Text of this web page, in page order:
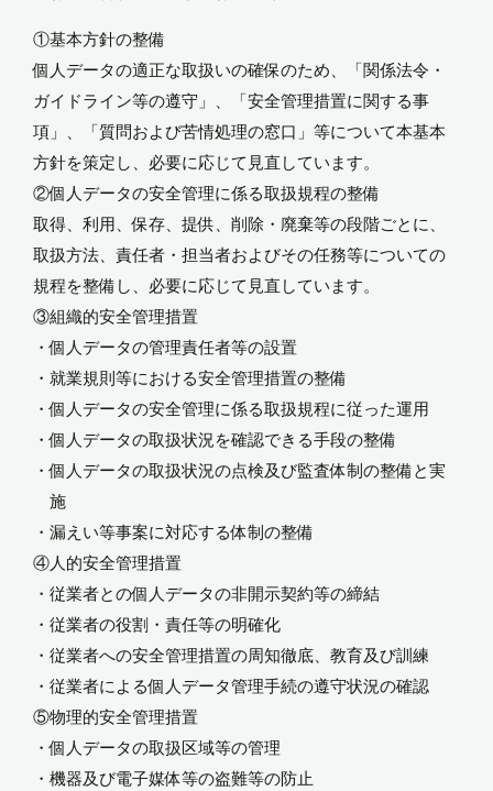
①基本方針の整備
個人データの適正な取扱いの確保のため、「関係法令・
ガイドライン等の遵守」、「安全管理措置に関する事
項」、「質問および苦情処理の窓口」等について本基本
方針を策定し、必要に応じて見直しています。
②個人データの安全管理に係る取扱規程の整備
取得、利用、保存、提供、削除・廃棄等の段階ごとに、
取扱方法、責任者・担当者およびその任務等についての
規程を整備し、必要に応じて見直しています。
③組織的安全管理措置
・個人データの管理責任者等の設置
・就業規則等における安全管理措置の整備
・個人データの安全管理に係る取扱規程に従った運用
・個人データの取扱状況を確認できる手段の整備
・個人データの取扱状況の点検及び監査体制の整備と実
施
・漏えい等事案に対応する体制の整備
④人的安全管理措置
・従業者との個人データの非開示契約等の締結
・従業者の役割・責任等の明確化
・従業者への安全管理措置の周知徹底、教育及び訓練
・従業者による個人データ管理手続の遵守状況の確認
⑤物理的安全管理措置
・個人データの取扱区域等の管理
・機器及び電子媒体等の盗難等の防止